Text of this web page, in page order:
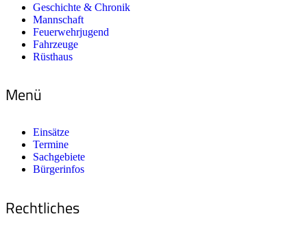
Geschichte & Chronik
Mannschaft
Feuerwehrjugend
Fahrzeuge
Rüsthaus
Menü
Einsätze
Termine
Sachgebiete
Bürgerinfos
Rechtliches